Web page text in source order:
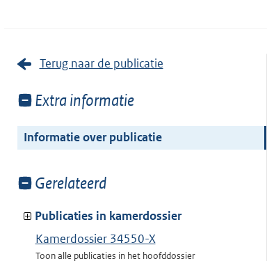
Terug naar de publicatie
Toon
van:
Extra informatie
Informatie over publicatie
Toon
van:
Gerelateerd
Publicaties in kamerdossier
Kamerdossier 34550-X
Toon alle publicaties in het hoofddossier